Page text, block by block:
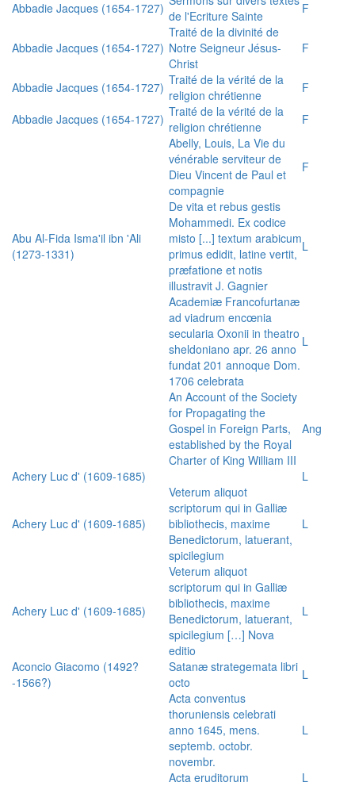
Abbadie Jacques (1654-1727) de l'Ecriture Sainte
F
Abbadie Jacques (1654-1727)
Traité de la divinité de
Notre Seigneur Jésus-
Christ
F
Abbadie Jacques (1654-1727) Traité de la vérité de la
religion chrétienne
F
Abbadie Jacques (1654-1727) Traité de la vérité de la
religion chrétienne
F
Abelly, Louis, La Vie du
vénérable serviteur de
Dieu Vincent de Paul et
compagnie
F
Abu Al-Fida Isma'il ibn 'Ali
(1273-1331)
De vita et rebus gestis
Mohammedi. Ex codice
misto [...] textum arabicum
primus edidit, latine vertit,
præfatione et notis
illustravit J. Gagnier
L
Academiæ Francofurtanæ
ad viadrum encœnia
secularia Oxonii in theatro
sheldoniano apr. 26 anno
fundat 201 annoque Dom.
1706 celebrata
L
An Account of the Society
for Propagating the
Gospel in Foreign Parts,
established by the Royal
Charter of King William III
Ang
Achery Luc d' (1609-1685) L
Achery Luc d' (1609-1685)
Veterum aliquot
scriptorum qui in Galliæ
bibliothecis, maxime
Benedictorum, latuerant,
spicilegium
L
Achery Luc d' (1609-1685)
Veterum aliquot
scriptorum qui in Galliæ
bibliothecis, maxime
Benedictorum, latuerant,
spicilegium […] Nova
editio
L
Aconcio Giacomo (1492?
-1566?)
Satanæ strategemata libri
octo
L
Acta conventus
thoruniensis celebrati
anno 1645, mens.
septemb. octobr.
novembr.
L
Acta eruditorum
L